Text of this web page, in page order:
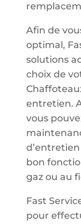
Afin de
optimal,
solutions
choix de
entretien.
vous
bon
gaz ou au
Fast
pour